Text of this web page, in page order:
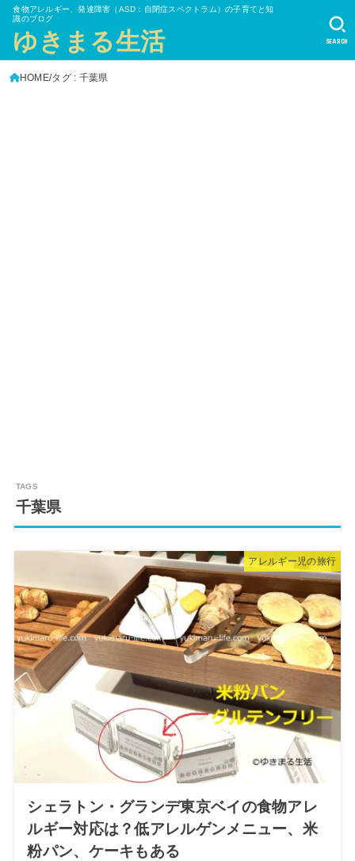
食物アレルギー、発達障害（ASD：自閉症スペクトラム）の子育てと知
識のブログ
ゆきまる生活 SEARCH
HOME タグ : 千葉県
千葉県
アレルギー児の旅行
シェラトン・グランデ東京ベイの食物アレ
ルギー対応は？低アレルゲンメニュー、米
粉パン、ケーキもある